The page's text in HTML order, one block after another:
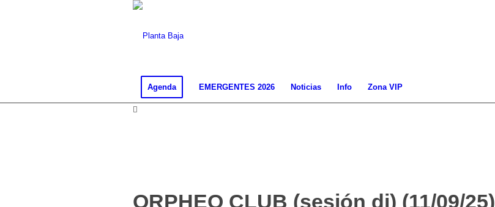
Agenda EMERGENTES 2026 Noticias Info Zona VIP
ORPHEO CLUB (sesión dj) (11/09/25)